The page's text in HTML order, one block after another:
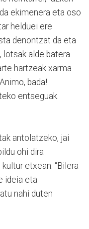
ekimenera eta oso
helduei ere
denontzat da eta
lotsak alde batera
hartzeak xarma
bada!
entseguak.
antolatzeko, jai
ohi dira
etxean. “Bilera
ideia eta
nahi duten